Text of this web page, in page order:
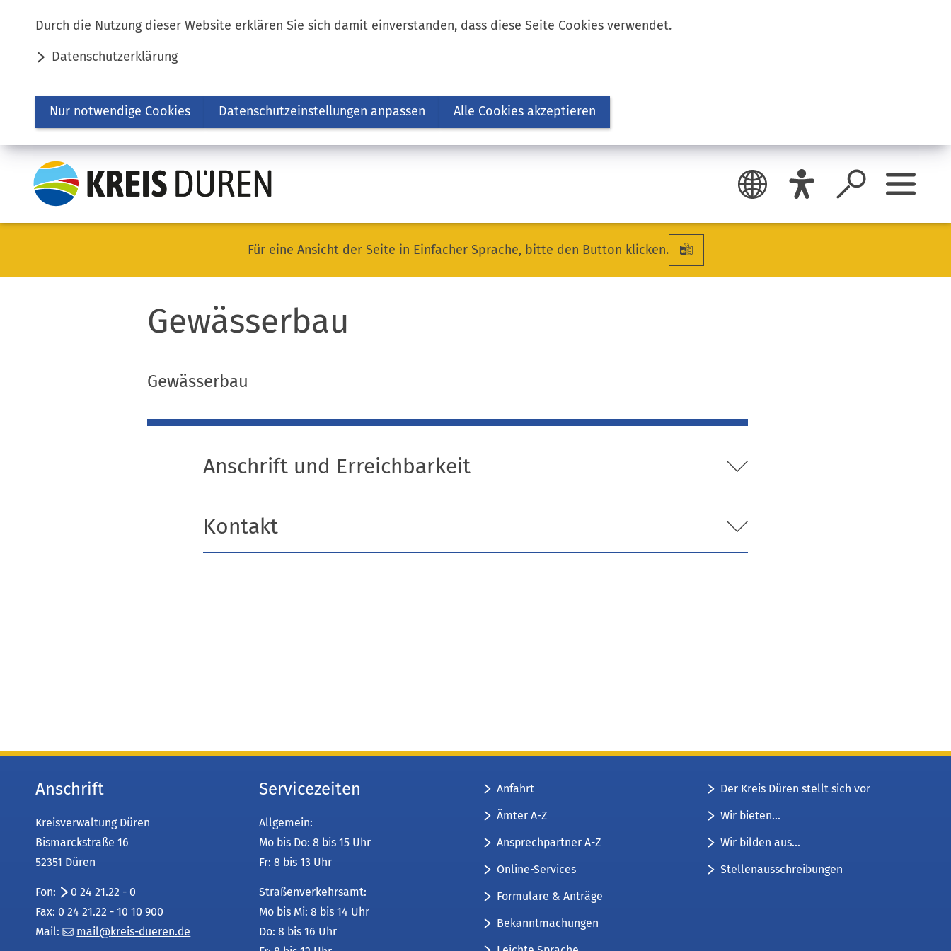
Durch die Nutzung dieser Website erklären Sie sich damit einverstanden, dass diese Seite Cookies verwendet.
Datenschutzerklärung
Nur notwendige Cookies Datenschutzeinstellungen anpassen Alle Cookies akzeptieren
Inhalt anspringen
Für eine Ansicht der Seite in Einfacher Sprache, bitte den Button klicken.
Gewässerbau
Gewässerbau
Anschrift und Erreichbarkeit
Kontakt
Anschrift
Kreisverwaltung Düren
Bismarckstraße 16
52351 Düren
Fon:
0 24 21.22 - 0
Fax: 0 24 21.22 - 10 10 900
Mail:
mail kreis-dueren de
Servicezeiten
Allgemein:
Mo bis Do: 8 bis 15 Uhr
Fr: 8 bis 13 Uhr
Straßenverkehrsamt:
Mo bis Mi: 8 bis 14 Uhr
Do: 8 bis 16 Uhr
Anfahrt
Ämter A-Z
Ansprechpartner A-Z
Online-Services
Formulare & Anträge
Bekanntmachungen
Der Kreis Düren stellt sich vor
Wir bieten...
Wir bilden aus...
Stellenausschreibungen